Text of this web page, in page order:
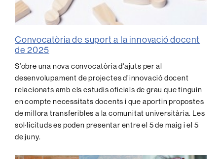
Convocatòria de suport a la innovació docent
de 2025
S’obre una nova convocatòria d'ajuts per al
desenvolupament de projectes d’innovació docent
relacionats amb els estudis oficials de grau que tinguin
en compte necessitats docents i que aportin propostes
de millora transferibles a la comunitat universitària. Les
sol·licituds es poden presentar entre el 5 de maig i el 5
de juny.